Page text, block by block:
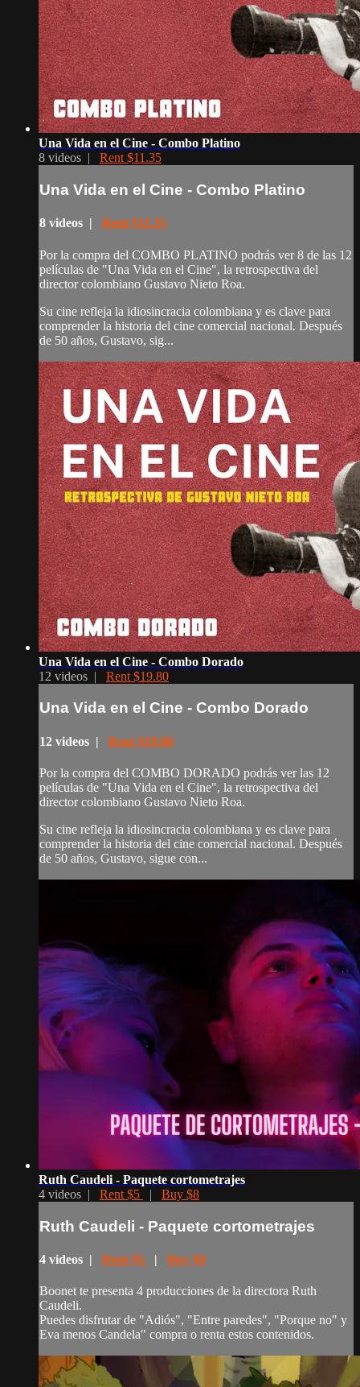
Una Vida en el Cine - Combo Platino
8 videos | Rent $11.35
Una Vida en el Cine - Combo Platino
8 videos | Rent $11.35
Por la compra del COMBO PLATINO podrás ver 8 de las 12
películas de "Una Vida en el Cine", la retrospectiva del
director colombiano Gustavo Nieto Roa.
Su cine refleja la idiosincracia colombiana y es clave para
comprender la historia del cine comercial nacional. Después
de 50 años, Gustavo, sig...
Una Vida en el Cine - Combo Dorado
12 videos | Rent $19.80
Una Vida en el Cine - Combo Dorado
12 videos | Rent $19.80
Por la compra del COMBO DORADO podrás ver las 12
películas de "Una Vida en el Cine", la retrospectiva del
director colombiano Gustavo Nieto Roa.
Su cine refleja la idiosincracia colombiana y es clave para
comprender la historia del cine comercial nacional. Después
de 50 años, Gustavo, sigue con...
Ruth Caudeli - Paquete cortometrajes
4 videos | Rent $5 | Buy $8
Ruth Caudeli - Paquete cortometrajes
4 videos | Rent $5 | Buy $8
Boonet te presenta 4 producciones de la directora Ruth
Caudeli.
Puedes disfrutar de "Adiós", "Entre paredes", "Porque no" y
Eva menos Candela" compra o renta estos contenidos.